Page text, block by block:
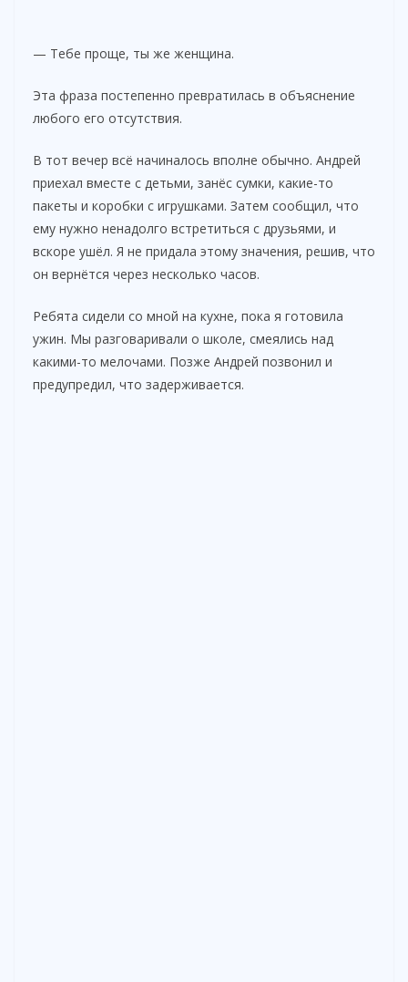
— Тебе проще, ты же женщина.
Эта фраза постепенно превратилась в объяснение
любого его отсутствия.
В тот вечер всё начиналось вполне обычно. Андрей
приехал вместе с детьми, занёс сумки, какие-то
пакеты и коробки с игрушками. Затем сообщил, что
ему нужно ненадолго встретиться с друзьями, и
вскоре ушёл. Я не придала этому значения, решив, что
он вернётся через несколько часов.
Ребята сидели со мной на кухне, пока я готовила
ужин. Мы разговаривали о школе, смеялись над
какими-то мелочами. Позже Андрей позвонил и
предупредил, что задерживается.